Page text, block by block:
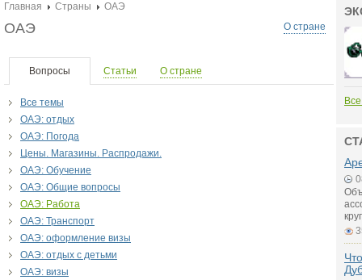
Главная Страны
ОАЭ
О стране
ОАЭ
Вопросы Статьи О стране
Все темы
ОАЭ: отдых
ОАЭ: Погода
Цены. Магазины. Распродажи.
ОАЭ: Обучение
ОАЭ: Общие вопросы
ОАЭ: Работа
ОАЭ: Транспорт
ОАЭ: оформление визы
ОАЭ: отдых с детьми
ОАЭ: визы